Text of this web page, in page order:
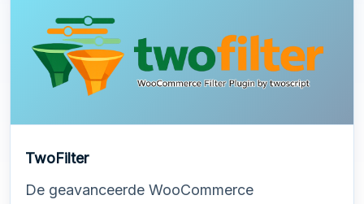
TwoFilter
De geavanceerde WooCommerce